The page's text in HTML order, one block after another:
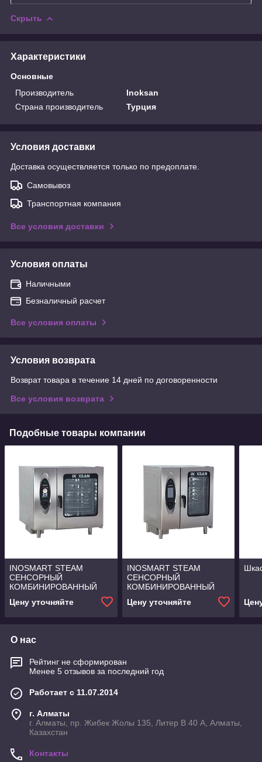
Скрыть
Характеристики
Основные
Производитель
Inoksan
Страна производитель
Турция
Условия доставки
Доставка осуществляется только по предоплате.
Самовывоз
Транспортная компания
Все условия доставки
Условия оплаты
Наличными
Безналичный расчет
Все условия оплаты
Условия возврата
Возврат товара в течение 14 дней по договоренности
Все условия возврата
Подобные товары компании
INOSMART STEAM
СЕНСОРНЫЙ
КОМБИНИРОВАННЫЙ
ДУХОВОЙ ШКАФ Inoksan
Цену уточняйте
INOSMART STEAM
СЕНСОРНЫЙ
КОМБИНИРОВАННЫЙ
ДУХОВОЙ ШКАФ Inoksan
Цену уточняйте
О нас
Рейтинг не сформирован
Менее 5 отзывов за последний год
Работает с 11.07.2014
г. Алматы
г. Алматы, пр. Жибек Жолы 135, Литер В 40 А, Алматы,
Казахстан
Контакты